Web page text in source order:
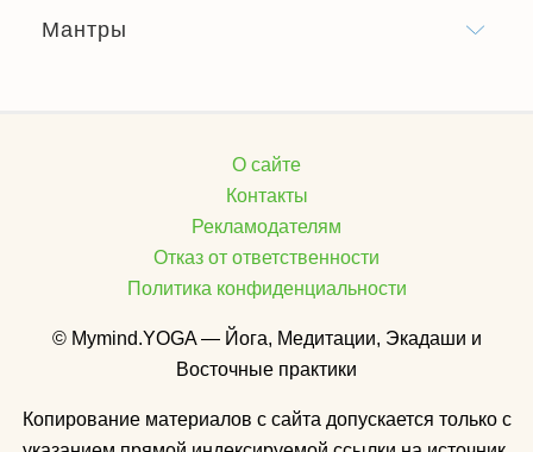
Мантры
О сайте
Контакты
Рекламодателям
Отказ от ответственности
Политика конфиденциальности
© Mymind.YOGA — Йога, Медитации, Экадаши и
Восточные практики
Копирование материалов с сайта допускается только с